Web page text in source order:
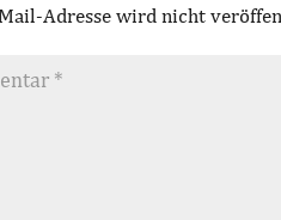
Adresse wird nicht